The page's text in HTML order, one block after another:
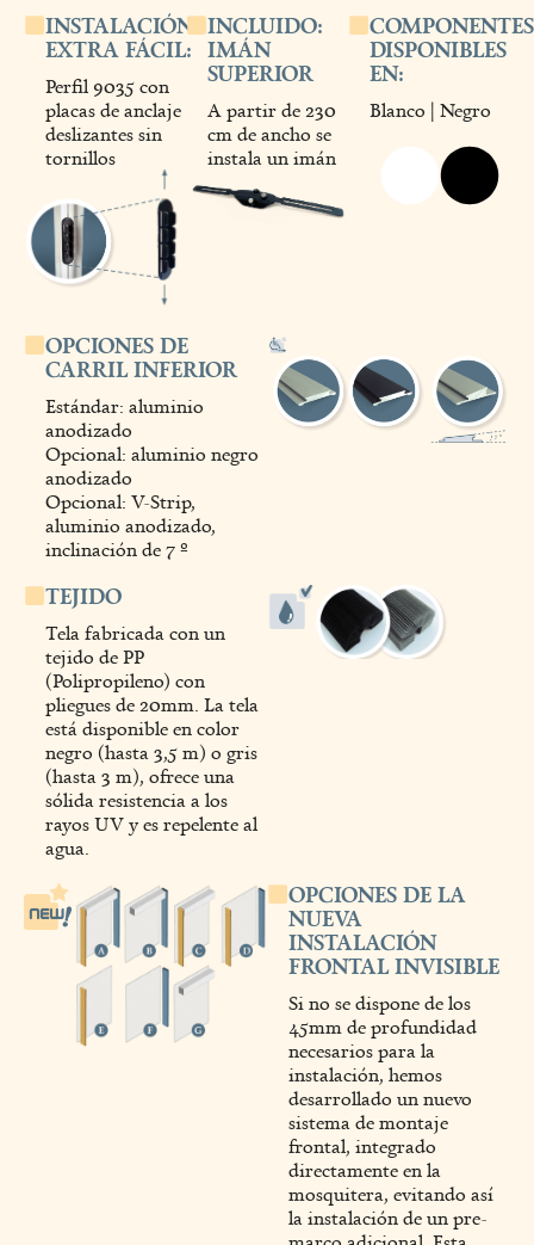
INSTALACIÓN
EXTRA FÁCIL:
Perfil 9035 con
placas de anclaje
deslizantes sin
tornillos
INCLUIDO:
IMÁN
SUPERIOR
A partir de 230
cm de ancho se
instala un imán
COMPONENTES
DISPONIBLES
EN:
Blanco | Negro
OPCIONES DE
CARRIL INFERIOR
Estándar: aluminio
anodizado
Opcional: aluminio negro
anodizado
Opcional: V-Strip,
aluminio anodizado,
inclinación de 7 º
TEJIDO
Tela fabricada con un
tejido de PP
(Polipropileno) con
pliegues de 20mm. La tela
está disponible en color
negro (hasta 3,5 m) o gris
(hasta 3 m), ofrece una
sólida resistencia a los
rayos UV y es repelente al
agua.
OPCIONES DE LA
NUEVA
INSTALACIÓN
FRONTAL INVISIBLE
Si no se dispone de los
45mm de profundidad
necesarios para la
instalación, hemos
desarrollado un nuevo
sistema de montaje
frontal, integrado
directamente en la
mosquitera, evitando así
la instalación de un pre-